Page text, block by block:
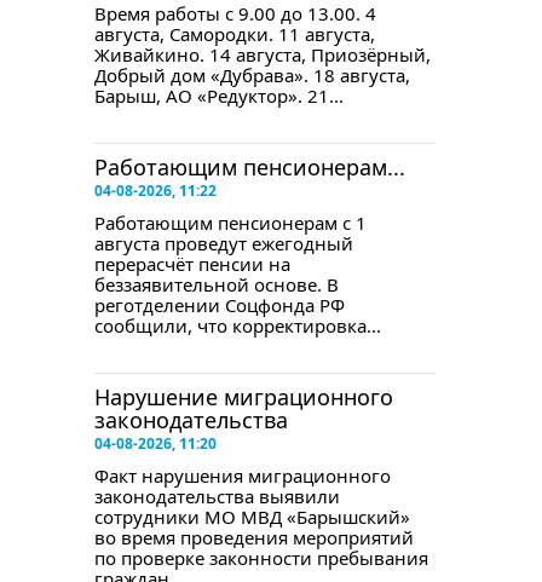
Время работы с 9.00 до 13.00. 4
августа, Самородки. 11 августа,
Живайкино. 14 августа, Приозёрный,
Добрый дом «Дубрава». 18 августа,
Барыш, АО «Редуктор». 21...
Работающим пенсионерам...
04-08-2026, 11:22
Работающим пенсионерам с 1
августа проведут ежегодный
перерасчёт пенсии на
беззаявительной основе. В
реготделении Соцфонда РФ
сообщили, что корректировка...
Нарушение миграционного
законодательства
04-08-2026, 11:20
Факт нарушения миграционного
законодательства выявили
сотрудники МО МВД «Барышский»
во время проведения мероприятий
по проверке законности пребывания